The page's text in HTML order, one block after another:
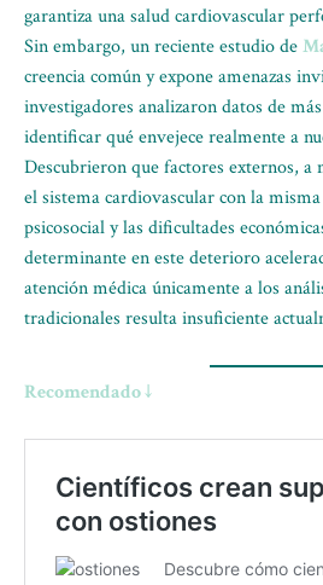
garantiza una salud cardiovascular
Sin embargo, un reciente estudio de
creencia común y expone amenazas
investigadores analizaron datos de
identificar qué envejece realmente a
Descubrieron que factores externos, a
el sistema cardiovascular con la
psicosocial y las dificultades
determinante en este deterioro
atención médica únicamente a los
tradicionales resulta insuficiente
Recomendado ↓